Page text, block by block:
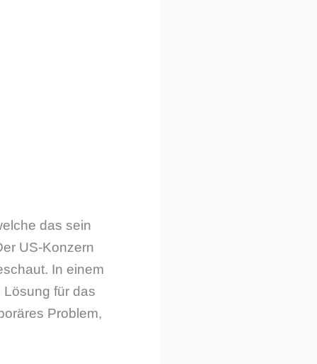
das sein
US-Konzern
In einem
für das
Problem,